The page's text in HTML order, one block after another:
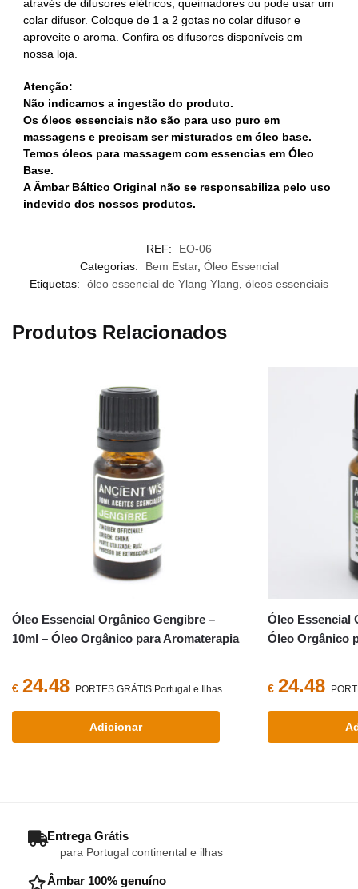
através de difusores elétricos, queimadores ou pode usar um
colar difusor. Coloque de 1 a 2 gotas no colar difusor e
aproveite o aroma. Confira os difusores disponíveis em
nossa loja.
Atenção:
Não indicamos a ingestão do produto.
Os óleos essenciais não são para uso puro em
massagens e precisam ser misturados em óleo base.
Temos óleos para massagem com essencias em Óleo
Base.
A Âmbar Báltico Original não se responsabiliza pelo uso
indevido dos nossos produtos.
REF:
EO-06
Categorias:
Bem Estar, Óleo Essencial
Etiquetas:
óleo essencial de Ylang Ylang, óleos essenciais
Produtos Relacionados
Óleo Essencial Orgânico Gengibre –
10ml – Óleo Orgânico para Aromaterapia
€ 24.48 PORTES GRÁTIS Portugal e Ilhas
Adicionar
Óleo Essencial
Óleo Orgânico
€ 24.48
– Entrega Grátis
para Portugal continental e ilhas
– Âmbar 100% genuíno